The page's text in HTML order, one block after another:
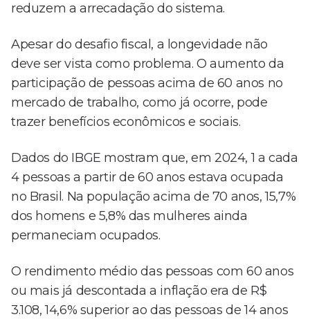
reduzem a arrecadação do sistema.
Apesar do desafio fiscal, a longevidade não
deve ser vista como problema. O aumento da
participação de pessoas acima de 60 anos no
mercado de trabalho, como já ocorre, pode
trazer benefícios econômicos e sociais.
Dados do IBGE mostram que, em 2024, 1 a cada
4 pessoas a partir de 60 anos estava ocupada
no Brasil. Na população acima de 70 anos, 15,7%
dos homens e 5,8% das mulheres ainda
permaneciam ocupados.
O rendimento médio das pessoas com 60 anos
ou mais já descontada a inflação era de R$
3.108, 14,6% superior ao das pessoas de 14 anos